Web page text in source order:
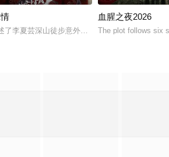
所纠缠，这个存在会以他们最想要的那个人——
了李夏芸深山徒步意外坠崖后闯入隐秘古宅求救
血腥之夜2026
The plot follows six